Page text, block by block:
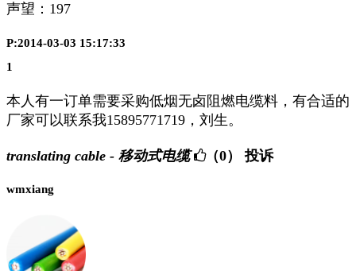
声望： 197
P:2014-03-03 15:17:33
1
本人有一订单需要采购低烟无卤阻燃电缆料，有合适的
厂家可以联系我15895771719，刘生。
translating cable - 移动式电缆 （0） 投诉
wmxiang